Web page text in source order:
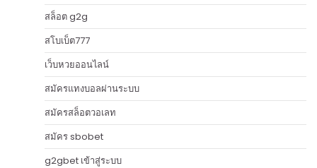
สล็อต g2g
สโบเบ็ต777
เว็บหวยออนไลน์
สมัครแทงบอลผ่านระบบ
สมัครสล็อตวอเลท
สมัคร sbobet
g2gbet เข้าสู่ระบบ